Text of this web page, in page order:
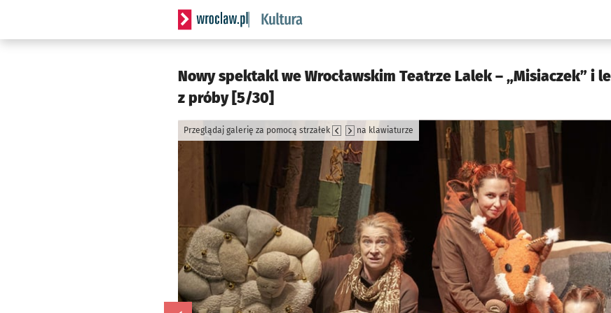
Serwis informacyjny wroclaw.pl podserwis: Kultura
Nowy spektakl we Wrocławskim Teatrze Lalek – „Misiaczek” i
z próby [5/30]
Przeglądaj galerię za pomocą strzałek na klawiaturze